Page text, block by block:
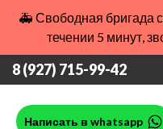
🚑 Свободная бригада
течении 5 минут,
8 (927) 715-99-42
Написать в whatsapp